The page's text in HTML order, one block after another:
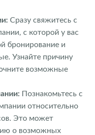
Сразу свяжитесь с
с которой у вас
бронирование и
Узнайте причину
возможные
Познакомьтесь с
относительно
Это может
о возможных